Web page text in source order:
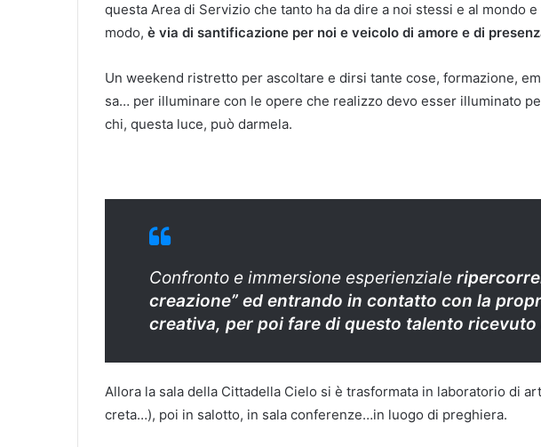
questa Area di Servizio che tanto ha da dire a noi stessi e al mondo
modo, è via di santificazione per noi e veicolo di amore e di
Un weekend ristretto per ascoltare e dirsi tante cose, formazione,
sa… per illuminare con le opere che realizzo devo esser illuminato
chi, questa luce, può darmela.
Confronto e immersione esperienziale
creazione” ed entrando in contatto con la
creativa, per poi fare di questo talento ricevuto
Allora la sala della Cittadella Cielo si è trasformata in laboratorio di
creta…), poi in salotto, in sala conferenze…in luogo di preghiera.